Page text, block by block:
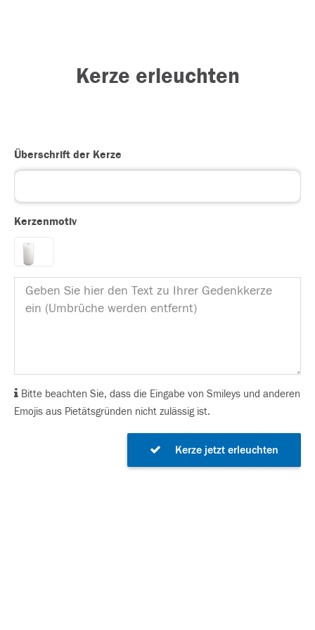
Kerze erleuchten
Überschrift der Kerze
Kerzenmotiv
Bitte beachten Sie, dass die Eingabe von Smileys und anderen
Emojis aus Pietätsgründen nicht zulässig ist.
Kerze jetzt erleuchten